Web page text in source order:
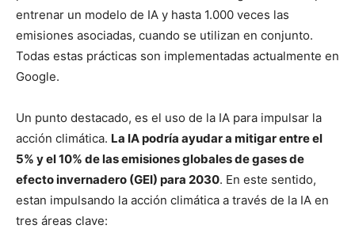
entrenar un modelo de IA y hasta 1.000 veces las
emisiones asociadas, cuando se utilizan en conjunto.
Todas estas prácticas son implementadas actualmente en
Google.
Un punto destacado, es el uso de la IA para impulsar la
acción climática. La IA podría ayudar a mitigar entre el
5% y el 10% de las emisiones globales de gases de
efecto invernadero (GEI) para 2030. En este sentido,
estan impulsando la acción climática a través de la IA en
tres áreas clave: